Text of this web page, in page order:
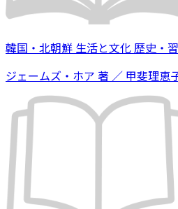
韓国・北朝鮮 生活と文化 歴史・
ジェームズ・ホア 著 ／ 甲斐理恵